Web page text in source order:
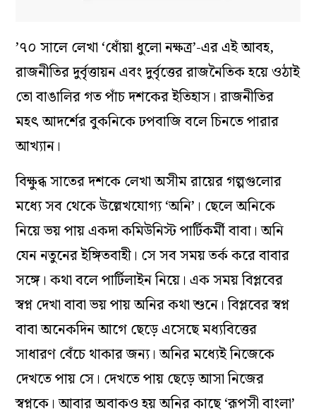
’৭০ সালে লেখা ‘ধোঁয়া ধুলো নক্ষত্র’-এর এই আবহ,
রাজনীতির দুর্বৃত্তায়ন এবং দুর্বৃত্তের রাজনৈতিক হয়ে ওঠাই
তো বাঙালির গত পাঁচ দশকের ইতিহাস। রাজনীতির
মহৎ আদর্শের বুকনিকে ঢপবাজি বলে চিনতে পারার
আখ্যান।
বিক্ষুব্ধ সাতের দশকে লেখা অসীম রায়ের গল্পগুলোর
মধ্যে সব থেকে উল্লেখযোগ্য ‘অনি’। ছেলে অনিকে
নিয়ে ভয় পায় একদা কমিউনিস্ট পার্টিকর্মী বাবা। অনি
যেন নতুনের ইঙ্গিতবাহী। সে সব সময় তর্ক করে বাবার
সঙ্গে। কথা বলে পার্টিলাইন নিয়ে। এক সময় বিপ্লবের
স্বপ্ন দেখা বাবা ভয় পায় অনির কথা শুনে। বিপ্লবের স্বপ্ন
বাবা অনেকদিন আগে ছেড়ে এসেছে মধ্যবিত্তের
সাধারণ বেঁচে থাকার জন্য। অনির মধ্যেই নিজেকে
দেখতে পায় সে। দেখতে পায় ছেড়ে আসা নিজের
স্বপ্নকে। আবার অবাকও হয় অনির কাছে ‘রূপসী বাংলা’